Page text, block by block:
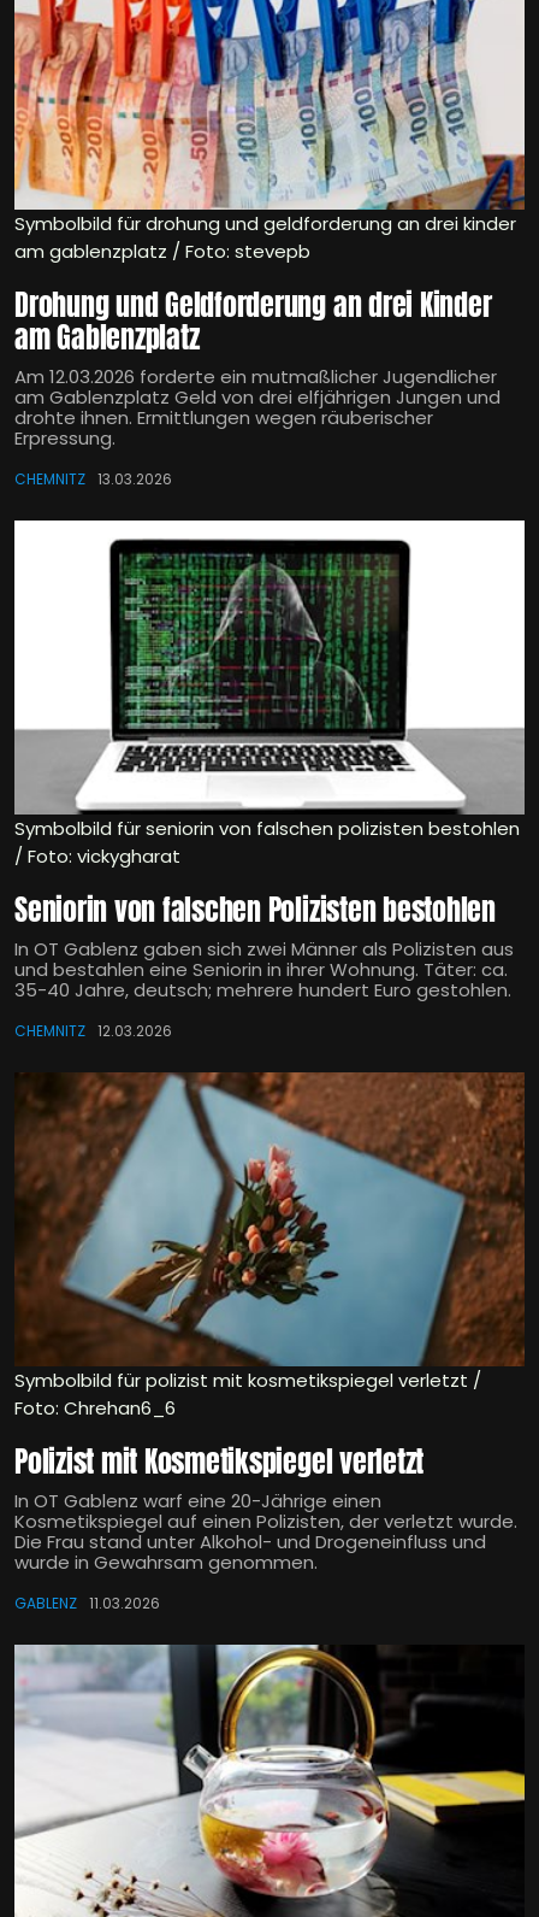
Symbolbild für drohung und geldforderung an drei kinder
am gablenzplatz / Foto: stevepb
Drohung und Geldforderung an drei Kinder
am Gablenzplatz
Am 12.03.2026 forderte ein mutmaßlicher Jugendlicher
am Gablenzplatz Geld von drei elfjährigen Jungen und
drohte ihnen. Ermittlungen wegen räuberischer
Erpressung.
CHEMNITZ 13.03.2026
Symbolbild für seniorin von falschen polizisten bestohlen
/ Foto: vickygharat
Seniorin von falschen Polizisten bestohlen
In OT Gablenz gaben sich zwei Männer als Polizisten aus
und bestahlen eine Seniorin in ihrer Wohnung. Täter: ca.
35-40 Jahre, deutsch; mehrere hundert Euro gestohlen.
CHEMNITZ 12.03.2026
Symbolbild für polizist mit kosmetikspiegel verletzt /
Foto: Chrehan6_6
Polizist mit Kosmetikspiegel verletzt
In OT Gablenz warf eine 20-Jährige einen
Kosmetikspiegel auf einen Polizisten, der verletzt wurde.
Die Frau stand unter Alkohol- und Drogeneinfluss und
wurde in Gewahrsam genommen.
GABLENZ 11.03.2026